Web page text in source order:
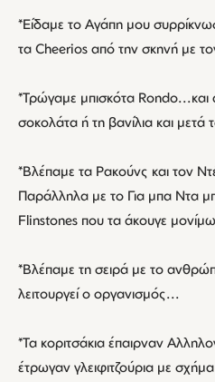
*Eίδαμε το Αγάπη μου
τα Cheerios από την σκηνή με
*Τρώγαμε μπισκότα
σοκολάτα ή τη βανίλια και μετά
*Bλέπαμε τα Ρακούνς και τον
Παράλληλα με το Για μπα Ντα
Flinstones που τα άκουγε
*Βλέπαμε τη σειρά με το
λειτουργεί ο οργανισμός...
*Τα κοριτσάκια έπαιρναν
έτρωγαν γλειφιτζούρια με